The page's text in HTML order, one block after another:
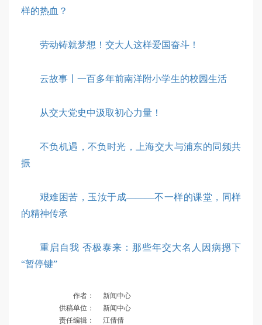
样的热血？
劳动铸就梦想！交大人这样爱国奋斗！
云故事丨一百多年前南洋附小学生的校园生活
从交大党史中汲取初心力量！
不负机遇，不负时光，上海交大与浦东的同频共
振
艰难困苦，玉汝于成———不一样的课堂，同样
的精神传承
重启自我 否极泰来：那些年交大名人因病摁下
“暂停键”
作者：
新闻中心
供稿单位：
新闻中心
责任编辑：
江倩倩